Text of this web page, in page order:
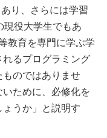
り、さらには学習
現役大学生でもあ
教育を専門に学ぶ学
るプログラミング
のではありませ
ために、必修化を
うか」と説明す